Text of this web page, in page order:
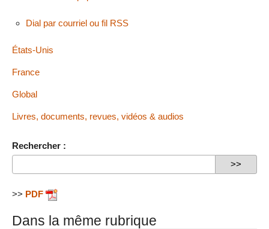
Dial par courriel ou fil RSS
États-Unis
France
Global
Livres, documents, revues, vidéos & audios
Rechercher :
>> PDF
Dans la même rubrique